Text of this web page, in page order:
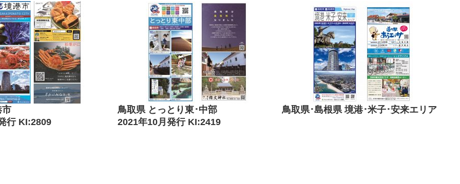
市
行 KI:2809
鳥取県 とっとり東･中部
2021年10月発行 KI:2419
鳥取県･島根県 境港･米子･安来エリア